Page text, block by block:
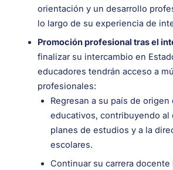
orientación y un desarrollo
lo largo de su experiencia de
Promoción profesional tras el
finalizar su intercambio en
educadores tendrán acceso a
profesionales:
Regresan a su país de
educativos, contribuyendo al
planes de estudios y a la
escolares.
Continuar su carrera